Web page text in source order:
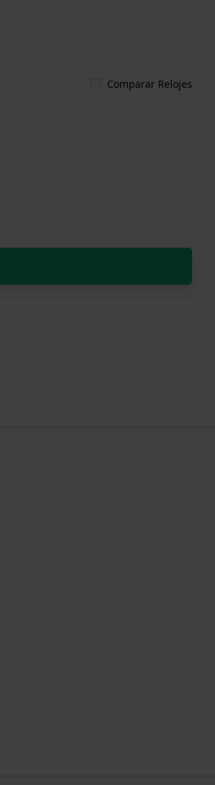
Comparar Relojes